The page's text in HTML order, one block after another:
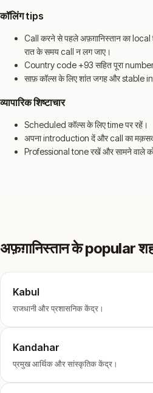
कॉलिंग tips
Call करने से पहले अफ़ग़ानिस्तान का
रात के समय call न लग जाए।
Country code +93 सहित पूरा
साफ़ कॉल्स के लिए शांत जगह और stable
व्यापारिक शिष्टाचार
Scheduled कॉल्स के लिए time पर रहें।
अपना introduction दें और call का
Professional tone रखें और सामने वाले
अफ़ग़ानिस्तान के popular
Kabul
राजधानी और प्रशासनिक केंद्र।
Kandahar
प्रमुख आर्थिक और सांस्कृतिक केंद्र।